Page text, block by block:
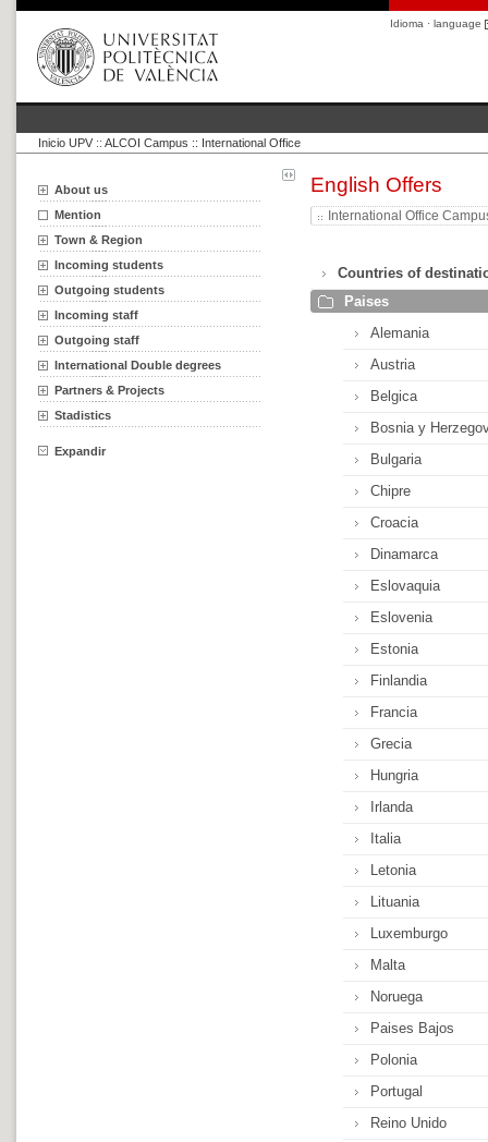
Idioma · language
Inicio UPV :: ALCOI Campus :: International Office
About us
Mention
Town & Region
Incoming students
Outgoing students
Incoming staff
Outgoing staff
International Double degrees
Partners & Projects
Stadistics
Expandir
English Offers
International Office
Countries of
Paises
Alemania
Austria
Belgica
Bosnia y
Bulgaria
Chipre
Croacia
Dinamarca
Eslovaquia
Eslovenia
Estonia
Finlandia
Francia
Grecia
Hungria
Irlanda
Italia
Letonia
Lituania
Luxemburgo
Malta
Noruega
Paises Bajos
Polonia
Portugal
Reino Unido